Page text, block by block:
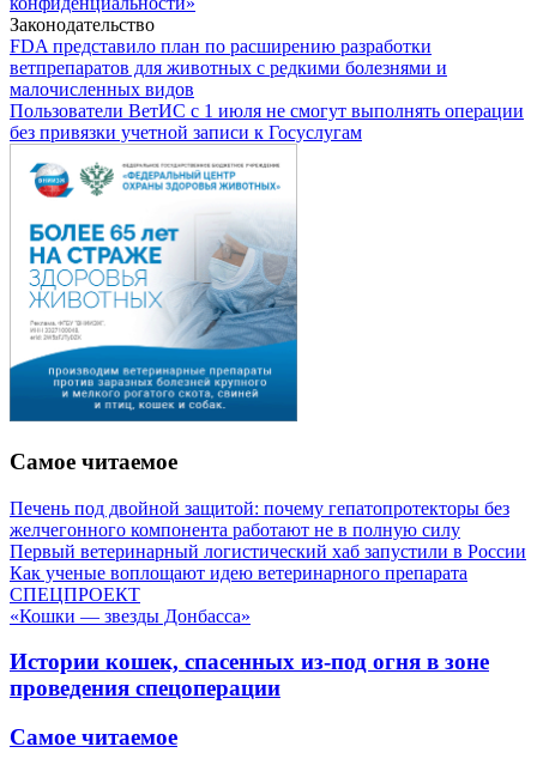
Законодательство
FDA представило план по расширению разработки
ветпрепаратов для животных с редкими болезнями и
малочисленных видов
Пользователи ВетИС с 1 июля не смогут выполнять операции
без привязки учетной записи к Госуслугам
Самое читаемое
Печень под двойной защитой: почему гепатопротекторы без
желчегонного компонента работают не в полную силу
Первый ветеринарный логистический хаб запустили в России
Как ученые воплощают идею ветеринарного препарата
СПЕЦПРОЕКТ
«Кошки — звезды Донбасса»
Истории кошек, спасенных из-под огня в зоне
проведения спецоперации
Самое читаемое